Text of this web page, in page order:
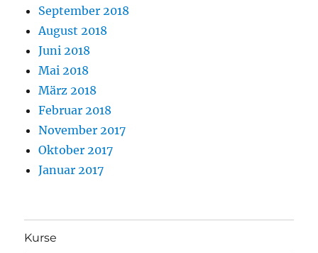
September 2018
August 2018
Juni 2018
Mai 2018
März 2018
Februar 2018
November 2017
Oktober 2017
Januar 2017
Kurse